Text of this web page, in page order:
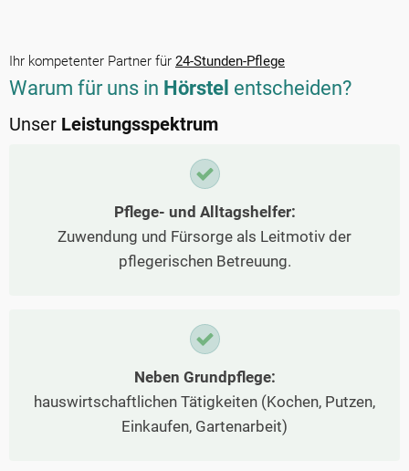
Ihr kompetenter Partner für 24-Stunden-Pflege
Warum für uns in Hörstel entscheiden?
Unser Leistungsspektrum
Pflege- und Alltagshelfer:
Zuwendung und Fürsorge als Leitmotiv der
pflegerischen Betreuung.
Neben Grundpflege:
hauswirtschaftlichen Tätigkeiten (Kochen, Putzen,
Einkaufen, Gartenarbeit)